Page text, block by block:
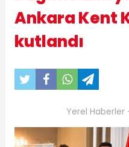
Ankara Kent
kutlandı
Yerel Haberler